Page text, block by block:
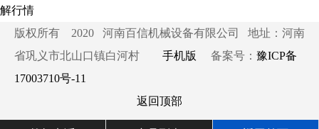
解行情
版权所有 2020 河南百信机械设备有限公司 地址：河南
省巩义市北山口镇白河村 手机版 备案号： 豫ICP备
17003710号-11
返回顶部